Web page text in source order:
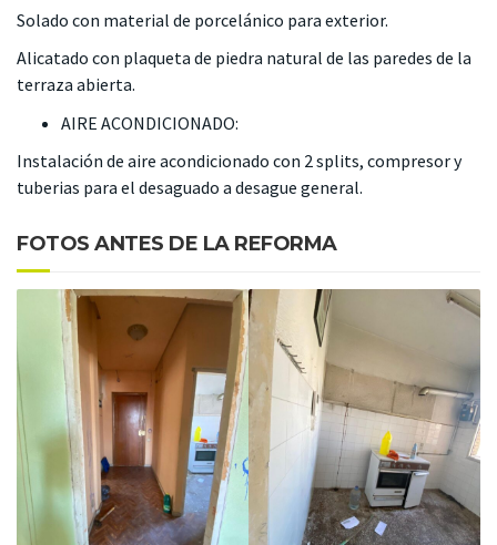
Solado con material de porcelánico para exterior.
Alicatado con plaqueta de piedra natural de las paredes de la
terraza abierta.
AIRE ACONDICIONADO:
Instalación de aire acondicionado con 2 splits, compresor y
tuberias para el desaguado a desague general.
FOTOS ANTES DE LA REFORMA